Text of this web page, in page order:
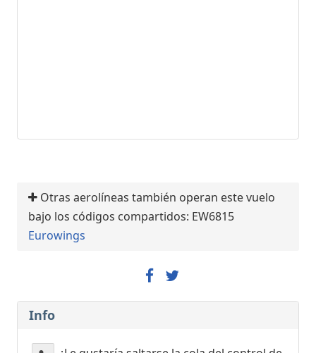
Otras aerolíneas también operan este vuelo
bajo los códigos compartidos: EW6815
Eurowings
Info